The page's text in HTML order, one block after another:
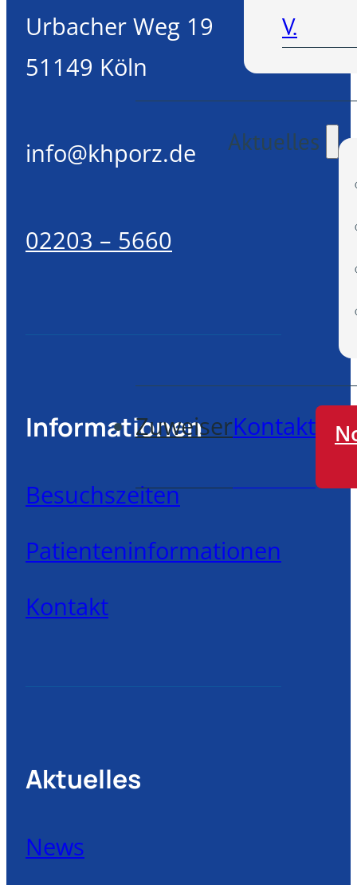
V.
Aktuelles
ZuweiserKontakt
Urbacher Weg 19
51149 Köln
info@khporz.de
02203 – 5660
Informationen
Besuchszeiten
Patienteninformationen
Kontakt
Aktuelles
News